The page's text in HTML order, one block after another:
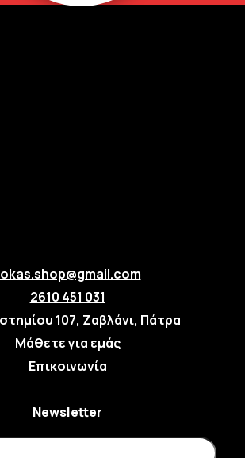
2610 451 031
107, Ζαβλάνι, Πάτρα
Μάθετε για εμάς
Επικοινωνία
Newsletter